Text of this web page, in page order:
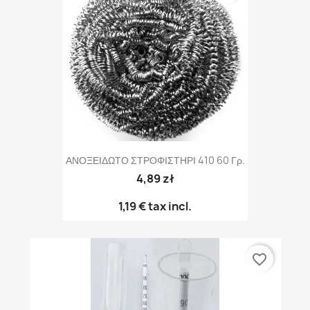
ΑΝΟΞΕΙΔΩΤΟ ΣΤΡΟΦΙΣΤΗΡΙ 410 60 Γρ.
4,89 zł
1,19 €tax incl.
favorite_border